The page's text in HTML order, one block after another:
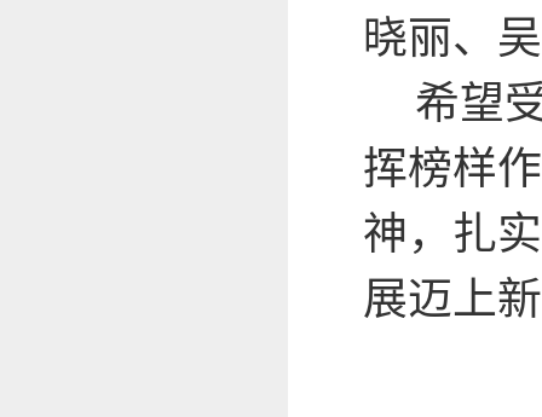
晓丽、
希望
挥榜样
神，扎
展迈上